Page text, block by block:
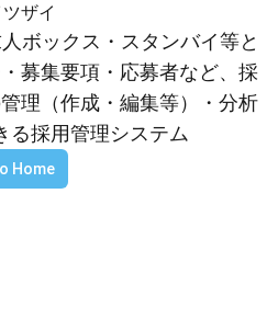
ザイ
ボックス・スタンバイ等と
募集要項・応募者など、採
理（作成・編集等）・分析
る採用管理システム
Home